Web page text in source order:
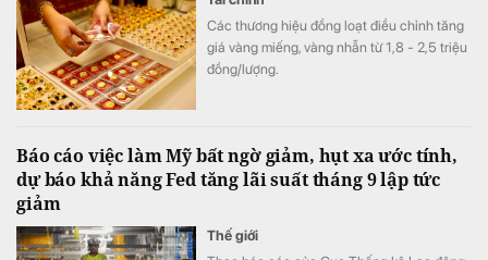
Các thương hiệu đồng loạt điều chỉnh tăng
giá vàng miếng, vàng nhẫn từ 1,8 - 2,5 triệu
đồng/lượng.
Báo cáo việc làm Mỹ bất ngờ giảm, hụt xa ước tính,
dự báo khả năng Fed tăng lãi suất tháng 9 lập tức
giảm
Thế giới